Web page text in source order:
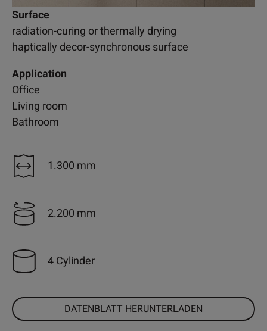
Surface
radiation-curing or thermally drying
haptically decor-synchronous surface
Application
Office
Living room
Bathroom
1.300 mm
2.200 mm
4 Cylinder
DATENBLATT HERUNTERLADEN